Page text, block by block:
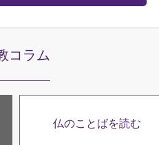
コラム
仏のことばを読む